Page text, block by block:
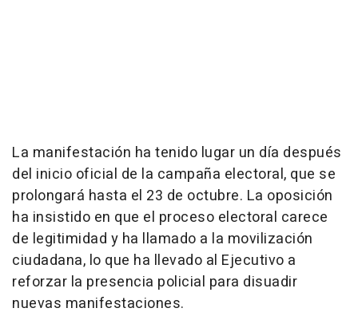
La manifestación ha tenido lugar un día después
del inicio oficial de la campaña electoral, que se
prolongará hasta el 23 de octubre. La oposición
ha insistido en que el proceso electoral carece
de legitimidad y ha llamado a la movilización
ciudadana, lo que ha llevado al Ejecutivo a
reforzar la presencia policial para disuadir
nuevas manifestaciones.